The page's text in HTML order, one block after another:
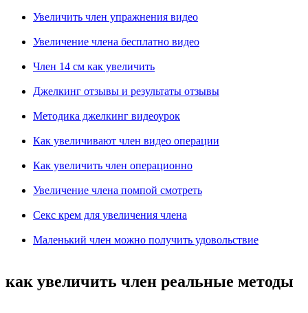
Увеличить член упражнения видео
Увеличение члена бесплатно видео
Член 14 см как увеличить
Джелкинг отзывы и результаты отзывы
Методика джелкинг видеоурок
Как увеличивают член видео операции
Как увеличить член операционно
Увеличение члена помпой смотреть
Секс крем для увеличения члена
Маленький член можно получить удовольствие
как увеличить член реальные методы